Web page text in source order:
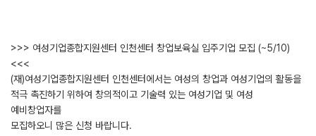
>>> 여성기업종합지원센터 인천센터 창업보육실 입주기업 모집 (~5/10)
<<<
(재)여성기업종합지원센터 인천센터에서는 여성의 창업과 여성기업의 활동을
적극 촉진하기 위하여 창의적이고 기술력 있는 여성기업 및 여성
예비창업자를
모집하오니 많은 신청 바랍니다.